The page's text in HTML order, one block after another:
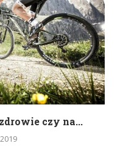
czy na...